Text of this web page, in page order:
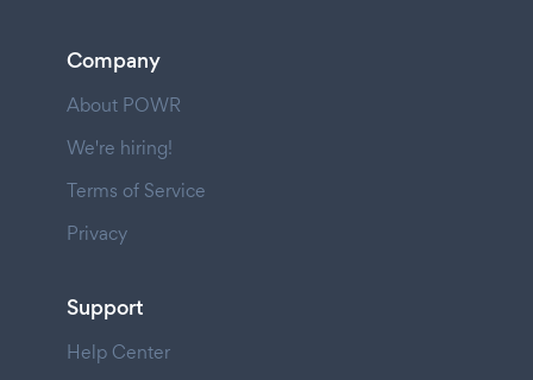
Company
About POWR
We're hiring!
Terms of Service
Privacy
Support
Help Center